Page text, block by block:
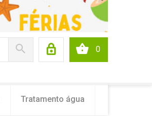
0
Tratamento água